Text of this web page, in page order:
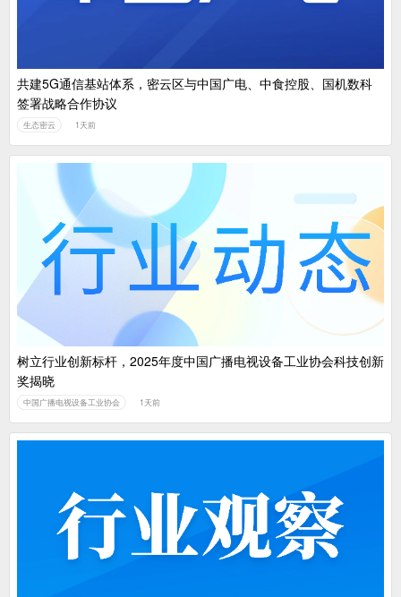
共建5G通信基站体系，密云区与中国广电、中食控股、国机数科
签署战略合作协议
生态密云 1天前
树立行业创新标杆，2025年度中国广播电视设备工业协会科技创新
奖揭晓
中国广播电视设备工业协会 1天前